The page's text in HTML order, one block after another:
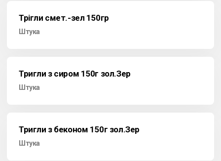
Трігли смет.-зел 150гр
Штука
Тригли з сиром 150г зол.Зер
Штука
Тригли з беконом 150г зол.Зер
Штука